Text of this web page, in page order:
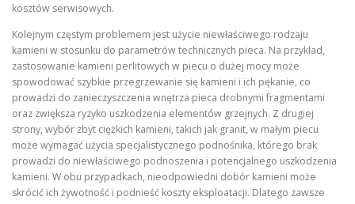
kosztów serwisowych.
Kolejnym częstym problemem jest użycie niewłaściwego rodzaju
kamieni w stosunku do parametrów technicznych pieca. Na przykład,
zastosowanie kamieni perlitowych w piecu o dużej mocy może
spowodować szybkie przegrzewanie się kamieni i ich pękanie, co
prowadzi do zanieczyszczenia wnętrza pieca drobnymi fragmentami
oraz zwiększa ryzyko uszkodzenia elementów grzejnych. Z drugiej
strony, wybór zbyt ciężkich kamieni, takich jak granit, w małym piecu
może wymagać użycia specjalistycznego podnośnika, którego brak
prowadzi do niewłaściwego podnoszenia i potencjalnego uszkodzenia
kamieni. W obu przypadkach, nieodpowiedni dobór kamieni może
skrócić ich żywotność i podnieść koszty eksploatacji. Dlatego zawsze